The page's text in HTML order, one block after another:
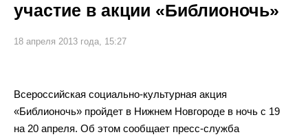
участие в акции «Библионочь»
18 апреля 2013 года, 15:27
Всероссийская социально-культурная акция
«Библионочь» пройдет в Нижнем Новгороде в ночь с 19
на 20 апреля. Об этом сообщает пресс-служба